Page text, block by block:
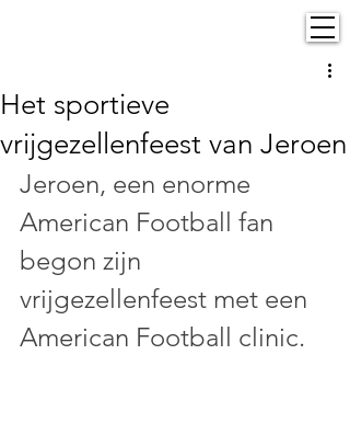
Het sportieve
vrijgezellenfeest van Jeroen
Jeroen, een enorme
American Football fan
begon zijn
vrijgezellenfeest met een
American Football clinic.